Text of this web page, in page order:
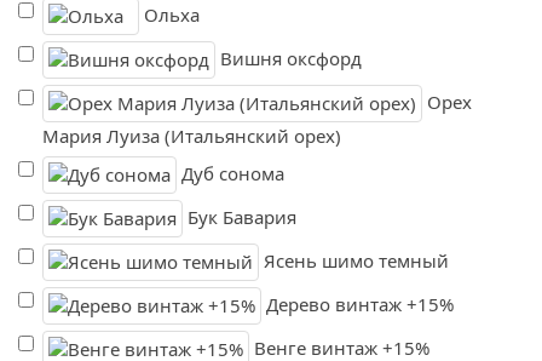
Ольха
Вишня оксфорд
Орех
Мария Луиза (Итальянский орех)
Дуб сонома
Бук Бавария
Ясень шимо темный
Дерево винтаж +15%
Венге винтаж +15%